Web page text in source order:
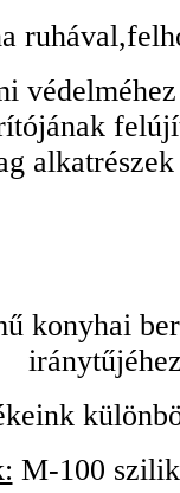
konyhai
M-100